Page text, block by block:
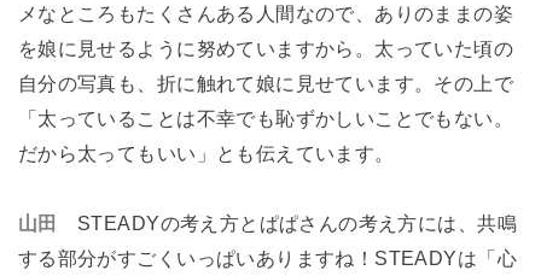
メなところもたくさんある人間なので、ありのままの姿
を娘に見せるように努めていますから。太っていた頃の
自分の写真も、折に触れて娘に見せています。その上で
「太っていることは不幸でも恥ずかしいことでもない。
だから太ってもいい」とも伝えています。
山田 STEADYの考え方とぱぱさんの考え方には、共鳴
する部分がすごくいっぱいありますね！STEADYは「心